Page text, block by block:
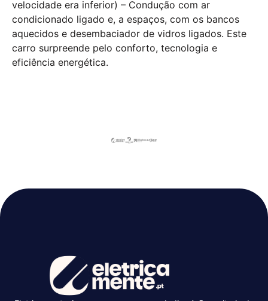
velocidade era inferior) – Condução com ar
condicionado ligado e, a espaços, com os bancos
aquecidos e desembaciador de vidros ligados. Este
carro surpreende pelo conforto, tecnologia e
eficiência energética.